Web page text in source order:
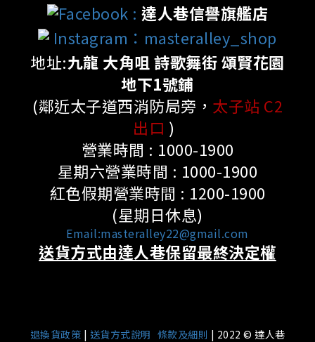
Facebook :達人巷信譽旗艦店
Instagram：masteralley_shop
地址:九龍 大角咀 詩歌舞街 頌賢花園
地下1號鋪
(鄰近太子道西消防局旁， 太子站 C2
出口 )
營業時間 : 1000-1900
星期六營業時間 : 1000-1900
紅色假期營業時間 : 1200-1900
(星期日休息)
Email:masteralley22@gmail.com
送貨方式由達人巷保留最終決定權
退換貨政策 | 送貨方式說明 條款及細則 | 2022 © 達人巷